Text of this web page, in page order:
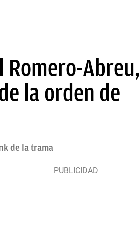
Romero-Abreu,
la orden de
de la trama